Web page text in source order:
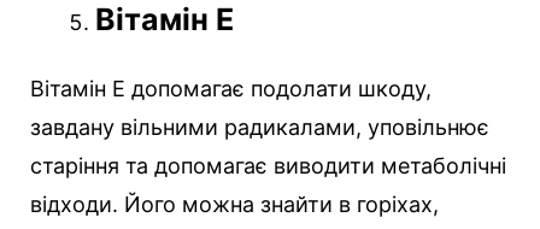
Вітамін Е
Вітамін Е допомагає подолати шкоду,
завдану вільними радикалами, уповільнює
старіння та допомагає виводити метаболічні
відходи. Його можна знайти в горіхах,